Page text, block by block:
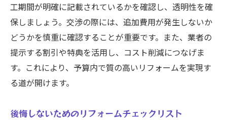
工期間が明確に記載されているかを確認し、透明性を確
保しましょう。交渉の際には、追加費用が発生しないか
どうかを慎重に確認することが重要です。また、業者の
提示する割引や特典を活用し、コスト削減につなげま
す。これにより、予算内で質の高いリフォームを実現す
る道が開けます。
後悔しないためのリフォームチェックリスト